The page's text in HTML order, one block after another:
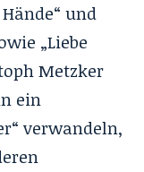
und
„Liebe
Metzker
ein
verwandeln,